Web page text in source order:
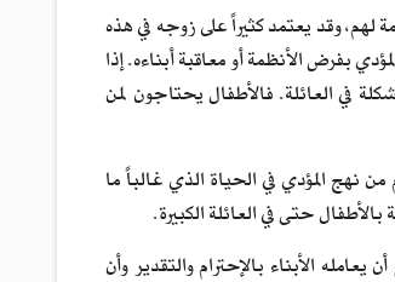
وقد يعتمد كثيراً على زوجه في هذه
بفرض الأنظمة أو معاقبة أبناءه. إذا
في العائلة. فالأطفال يحتاجون لمن
من نهج المؤدي في الحياة الذي غالباً ما
حتى في العائلة الكبيرة.
الأبناء بالإحترام والتقدير وأن